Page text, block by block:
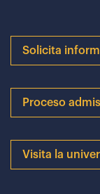
Solicita
Proceso
Visita la